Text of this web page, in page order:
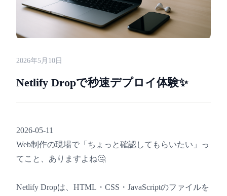
2026年5月10日
Netlify Dropで秒速デプロイ体験✨
2026-05-11
Web制作の現場で「ちょっと確認してもらいたい」っ
てこと、ありますよね🤔
Netlify Dropは、HTML・CSS・JavaScriptのファイルを